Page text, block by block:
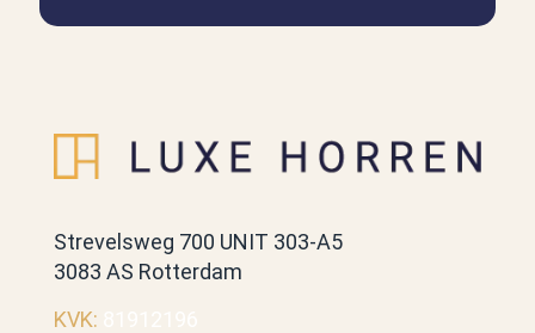
Strevelsweg 700 UNIT 303-A5
3083 AS Rotterdam
KVK: